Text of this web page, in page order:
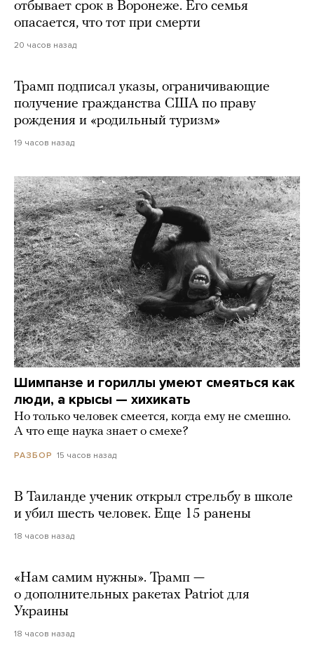
отбывает срок в Воронеже. Его семья
опасается, что тот при смерти
20 часов назад
Трамп подписал указы, ограничивающие
получение гражданства США по праву
рождения и «родильный туризм»
19 часов назад
Шимпанзе и гориллы умеют смеяться как
люди, а крысы — хихикать
Но только человек смеется, когда ему не смешно.
А что еще наука знает о смехе?
РАЗБОР 15 часов назад
В Таиланде ученик открыл стрельбу в школе
и убил шесть человек. Еще 15 ранены
18 часов назад
«Нам самим нужны». Трамп —
о дополнительных ракетах Patriot для
Украины
18 часов назад